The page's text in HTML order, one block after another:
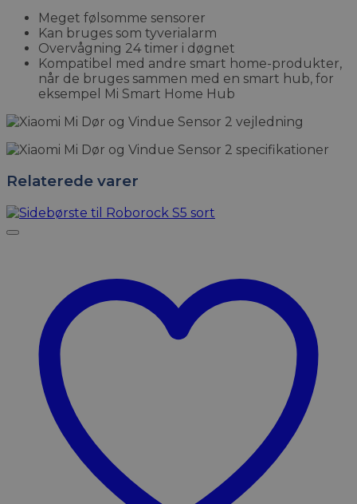
Meget følsomme sensorer
Kan bruges som tyverialarm
Overvågning 24 timer i døgnet
Kompatibel med andre smart home-produkter,
når de bruges sammen med en smart hub, for
eksempel Mi Smart Home Hub
Relaterede varer